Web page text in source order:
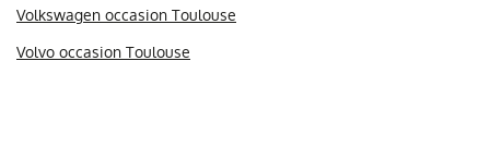
Volkswagen occasion Toulouse
Volvo occasion Toulouse